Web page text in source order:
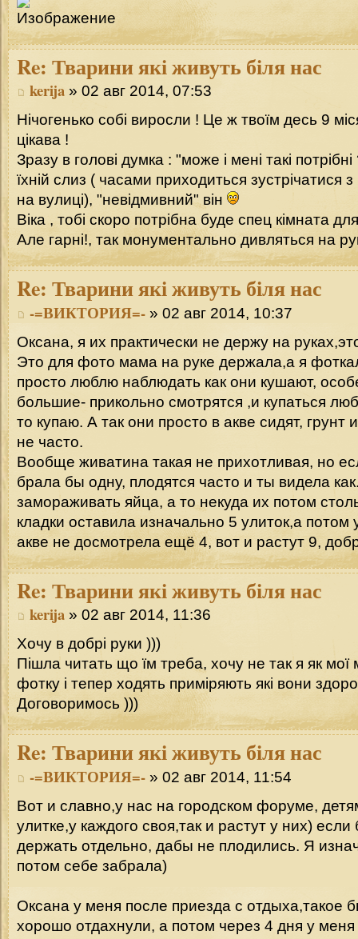
Re: Тварини які живуть біля нас
kerija » 02 авг 2014, 07:53
Нічогенько собі виросли ! Це ж твоїм десь 9
цікава !
Зразу в голові думка : "може і мені такі
їхній слиз ( часами приходиться зустрічатися
на вулиці), "невідмивний" він
Віка , тобі скоро потрібна буде спец кімната для
Але гарні!, так монументально дивляться на
Re: Тварини які живуть біля нас
-=ВИКТОРИЯ=- » 02 авг 2014, 10:37
Оксана, я их практически не держу на
Это для фото мама на руке держала,а я
просто люблю наблюдать как они кушают,
большие- прикольно смотрятся ,и купаться
то купаю. А так они просто в акве сидят,
не часто.
Вообще живатина такая не прихотливая, но
брала бы одну, плодятся часто и ты видела
замораживать яйца, а то некуда их потом
кладки оставила изначально 5 улиток,а
акве не досмотрела ещё 4, вот и растут 9,
Re: Тварини які живуть біля нас
kerija » 02 авг 2014, 11:36
Хочу в добрі руки )))
Пішла читать що їм треба, хочу не так я як мої
фотку і тепер ходять приміряють які вони
Договоримось )))
Re: Тварини які живуть біля нас
-=ВИКТОРИЯ=- » 02 авг 2014, 11:54
Вот и славно,у нас на городском форуме,
улитке,у каждого своя,так и растут у них)
держать отдельно, дабы не плодились. Я
потом себе забрала)
Оксана у меня после приезда с отдыха,такое
хорошо отдахнули, а потом через 4 дня у